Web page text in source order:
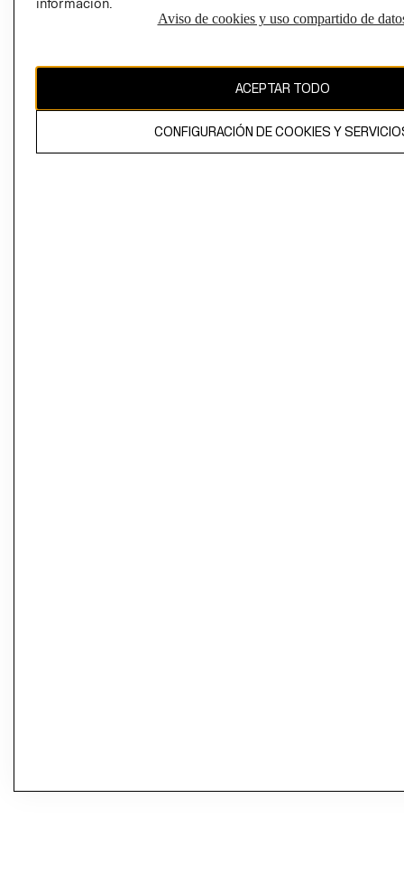
El contenido de esta página web está protegido por copyright y es
Aviso de cookies y uso compartido de
ACEPTAR TODO
CONFIGURACIÓN DE COOKIES Y